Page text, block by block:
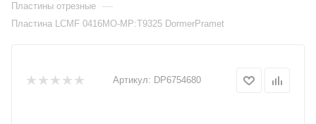
Пластины отрезные —
Пластина LCMF 0416MO-MP:T9325 DormerPramet
Артикул: DP6754680